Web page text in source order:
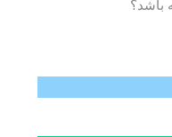
باشد؟